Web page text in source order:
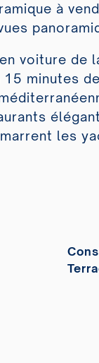
à
voiture de
minutes
les